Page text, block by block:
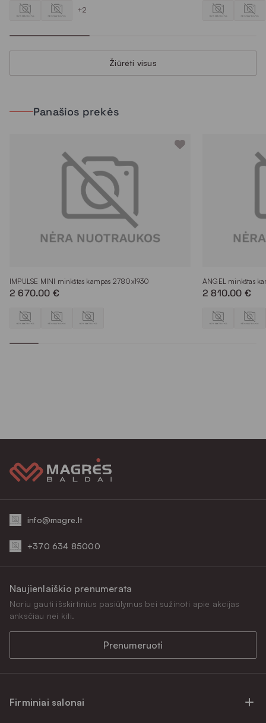
+2
Žiūrėti visus
Panašios prekės
IMPULSE MINI minkštas kampas 2780x1930
2 670.00 €
ANGEL minkštas
2 810.00 €
info@magre.lt
+370 634 85000
Firminiai salonai
Naujienlaiškio prenumerata
Noriu gauti išskirtinius pasiūlymus bei sužinoti apie akcijas
anksčiau nei kiti.
Prenumeruoti